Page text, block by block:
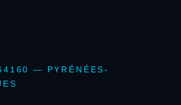
— PYRÉNÉES-